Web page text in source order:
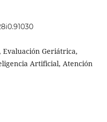
Geriátrica,
Artificial, Atención